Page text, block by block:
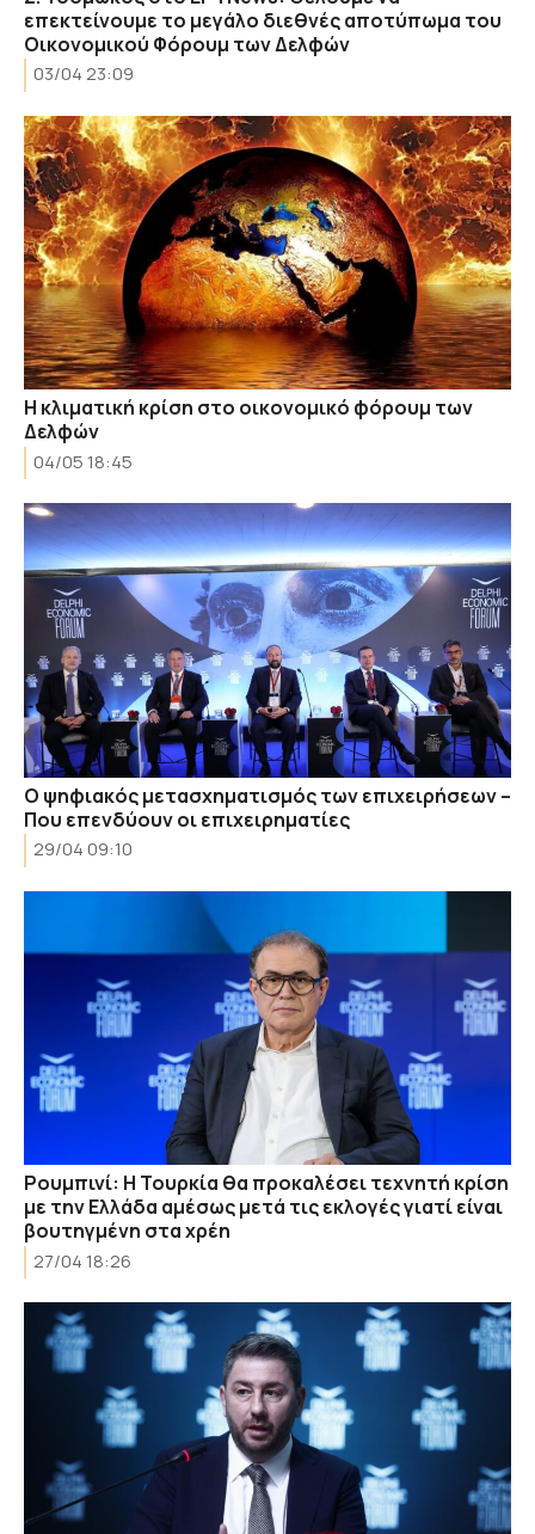
επεκτείνουμε το μεγάλο διεθνές αποτύπωμα του
Οικονομικού Φόρουμ των Δελφών
03/04 23:09
Η κλιματική κρίση στο οικονομικό φόρουμ των
Δελφών
04/05 18:45
Ο ψηφιακός μετασχηματισμός των επιχειρήσεων –
Που επενδύουν οι επιχειρηματίες
29/04 09:10
Ρουμπινί: Η Τουρκία θα προκαλέσει τεχνητή κρίση
με την Ελλάδα αμέσως μετά τις εκλογές γιατί είναι
βουτηγμένη στα χρέη
27/04 18:26